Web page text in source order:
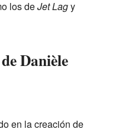
los deJet Lagy
Danièle
en la creación de